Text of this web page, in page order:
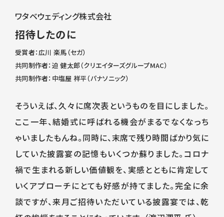
ワタベウェディング株式会社
招待したのに
受賞者：広川 楽馬（セガ）
共同制作者：迫 健太郎（クリエイターズグループMAC）
共同制作者：中塩屋 祥平（パナソニック）
そういえば、久々に席次表というものを目にしました。
ここ一年、結婚式に呼ばれる機会がまるでなくなっち
ゃいましたもんね。同時に、末席で残り時間ばかり気に
していた披露宴の記憶もいくつか蘇りました。コロナ
禍で生まれる新しい価値観を、実感とともに肯定して
いくアプローチにとても好感が持てました。完全に余
談ですが、来月ご招待いただいている披露宴では、乾